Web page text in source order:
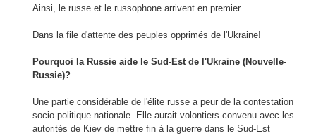
Ainsi, le russe et le russophone arrivent en premier.
Dans la file d'attente des peuples opprimés de l'Ukraine!
Pourquoi la Russie aide le Sud-Est de l'Ukraine (Nouvelle-
Russie)?
Une partie considérable de l'élite russe a peur de la contestation
socio-politique nationale. Elle aurait volontiers convenu avec les
autorités de Kiev de mettre fin à la guerre dans le Sud-Est